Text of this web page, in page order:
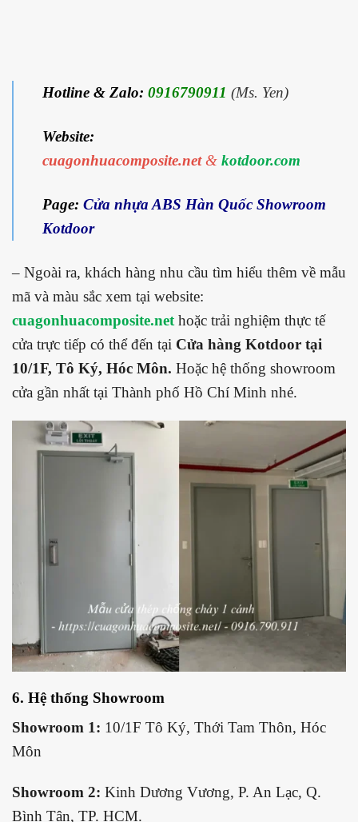
Hotline & Zalo: 0916790911 (Ms. Yen)
Website:
cuagonhuacomposite.net& kotdoor.com
Page: Cửa nhựa ABS Hàn Quốc Showroom
Kotdoor
– Ngoài ra, khách hàng nhu cầu tìm hiểu thêm về mẫu
mã và màu sắc xem tại website:
cuagonhuacomposite.net hoặc trải nghiệm thực tế
cửa trực tiếp có thể đến tại Cửa hàng Kotdoor tại
10/1F, Tô Ký, Hóc Môn. Hoặc hệ thống showroom
cửa gần nhất tại Thành phố Hồ Chí Minh nhé.
6. Hệ thống Showroom
Showroom 1: 10/1F Tô Ký, Thới Tam Thôn, Hóc
Môn
Showroom 2: Kinh Dương Vương, P. An Lạc, Q.
Bình Tân, TP. HCM.